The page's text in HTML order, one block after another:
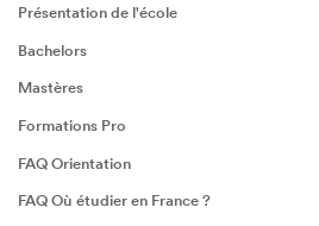
Présentation de l'école
Bachelors
Mastères
Formations Pro
FAQ Orientation
FAQ Où étudier en France ?